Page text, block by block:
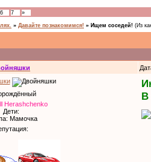
6 7 »
» Давайте познакомимся! » Ищем соседей! (Из
Herashchenko
Дети:
Мамочка
В